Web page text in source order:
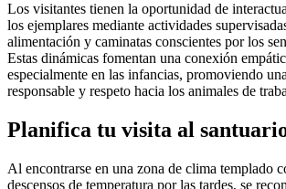
Los visitantes tienen la oportunidad de
los ejemplares mediante actividades
alimentación y caminatas conscientes por los
Estas dinámicas fomentan una conexión
especialmente en las infancias, promoviendo
responsable y respeto hacia los animales de
Planifica tu visita al
Al encontrarse en una zona de clima templado
descensos de temperatura por las tardes, se